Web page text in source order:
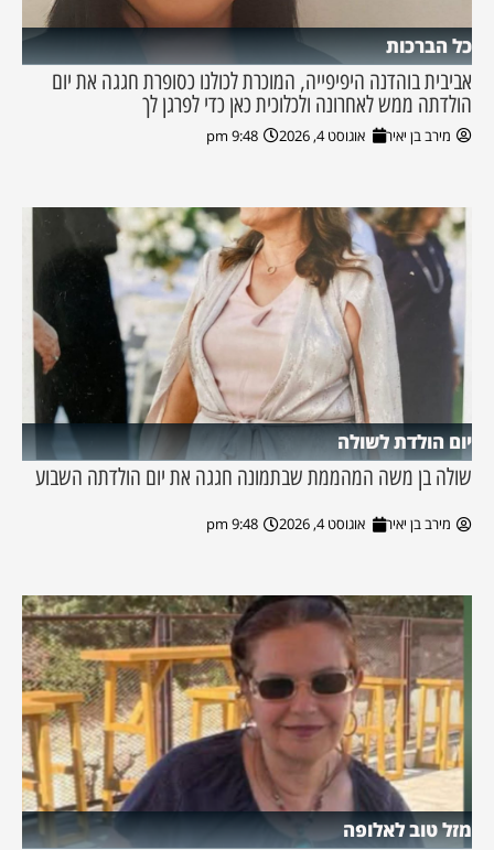
כל הברכות
אביבית בוהדנה היפיפייה, המוכרת לכולנו כסופרת חגגה את יום
הולדתה ממש לאחרונה ולכלוכית כאן כדי לפרגן לך
מירב בן יאיר אוגוסט 4, 2026 9:48 pm
יום הולדת לשולה
שולה בן משה המהממת שבתמונה חגגה את יום הולדתה השבוע
מירב בן יאיר אוגוסט 4, 2026 9:48 pm
מזל טוב לאלופה